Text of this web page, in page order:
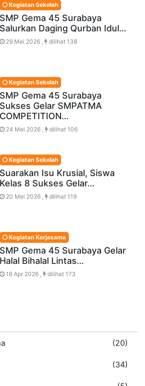
Kegiatan Sekolah
SMP Gema 45 Surabaya
Salurkan Daging Qurban Idul…
29 Mei 2026 , dilihat 138
Kegiatan Sekolah
SMP Gema 45 Surabaya
Sukses Gelar SMPATMA
COMPETITION…
24 Mei 2026 , dilihat 106
Kegiatan Sekolah
Suarakan Isu Krusial, Siswa
Kelas 8 Sukses Gelar…
20 Mei 2026 , dilihat 119
Kegiatan Kerjasama
SMP Gema 45 Surabaya Gelar
Halal Bihalal Lintas…
18 Apr 2026 , dilihat 173
(20)
(34)